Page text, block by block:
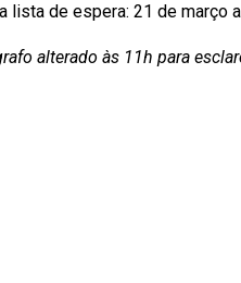
lista de espera: 21 de março
alterado às 11h para